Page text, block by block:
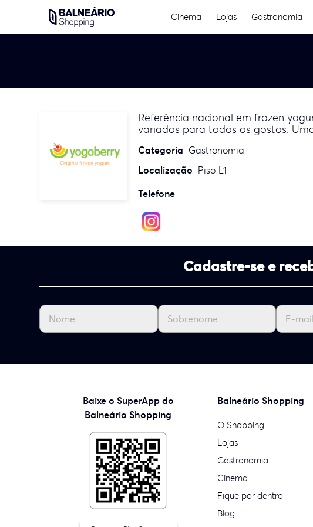
Cinema Lojas Gastronomia
Referência nacional em frozen
variados para todos os gostos.
Categoria Gastronomia
Localização Piso L1
Telefone
Cadastre-se e
Baixe o SuperApp do
Balneário Shopping
Balneário Shopping
O Shopping
Lojas
Gastronomia
Cinema
Fique por dentro
Blog